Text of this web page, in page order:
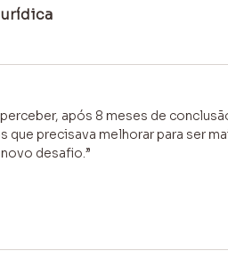
após 8 meses de
precisava melhorar para ser
desafio.”